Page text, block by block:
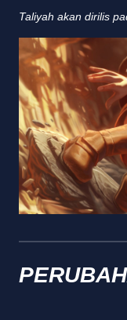
Taliyah akan dirilis